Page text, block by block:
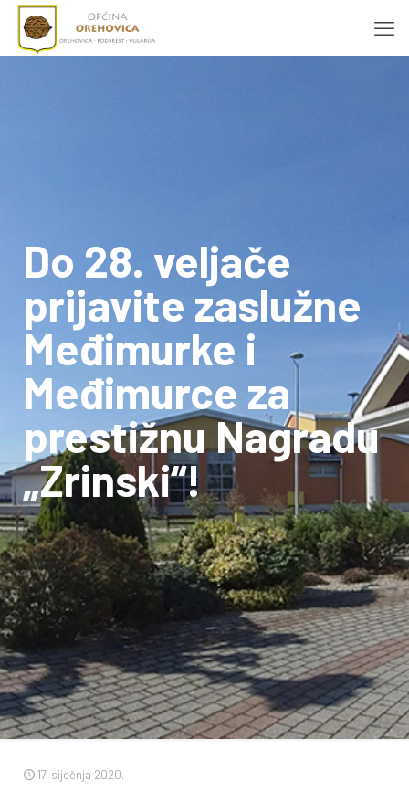
Do 28. veljače
prijavite zaslužne
Međimurke i
Međimurce za
prestižnu Nagradu
„Zrinski“!
17. siječnja 2020.